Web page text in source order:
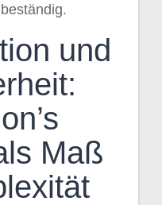
und
Maß